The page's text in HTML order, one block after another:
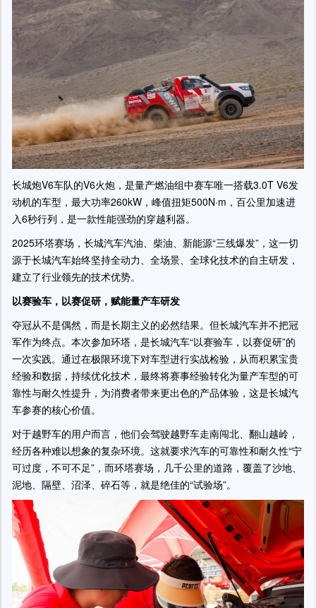
长城炮V6车队的V6火炮，是量产燃油组中赛车唯一搭载3.0T V6发
动机的车型，最大功率260kW，峰值扭矩500N·m，百公里加速进
入6秒行列，是一款性能强劲的穿越利器。
2025环塔赛场，长城汽车汽油、柴油、新能源“三线爆发”，这一切
源于长城汽车始终坚持全动力、全场景、全球化技术的自主研发，
建立了行业领先的技术优势。
以赛验车，以赛促研 ， 赋能量产车研发
夺冠从不是偶然，而是长期主义的必然结果。但长城汽车并不把冠
军作为终点。本次参加环塔，是长城汽车“以赛验车，以赛促研”的
一次实践。通过在极限环境下对车型进行实战检验，从而积累宝贵
经验和数据，持续优化技术，最终将赛事经验转化为量产车型的可
靠性与耐久性提升，为消费者带来更出色的产品体验，这是长城汽
车参赛的核心价值。
对于越野车的用户而言，他们会驾驶越野车走南闯北、翻山越岭，
经历各种难以想象的复杂环境。这就要求汽车的可靠性和耐久性“宁
可过度，不可不足”，而环塔赛场，几千公里的道路，覆盖了沙地、
泥地、隔壁、沼泽、碎石等，就是绝佳的“试验场”。